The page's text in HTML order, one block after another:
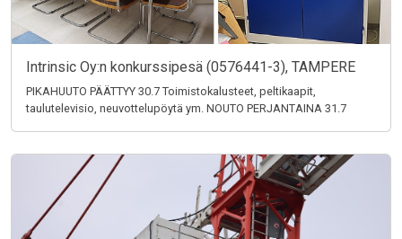
Intrinsic Oy:n konkurssipesä (0576441-3), TAMPERE
PIKAHUUTO PÄÄTTYY 30.7 Toimistokalusteet, peltikaapit,
taulutelevisio, neuvottelupöytä ym. NOUTO PERJANTAINA 31.7